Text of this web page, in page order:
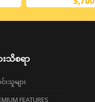
SHAMPOO - 480ML
းသိစရာ
းသူများ
FEATURES